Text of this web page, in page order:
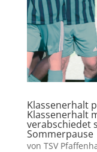
Klassenerhalt
Klassenerhalt
verabschiedet
Sommerpause
von TSV